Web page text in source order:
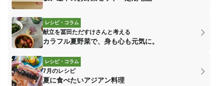
レシピ・コラム
献立を冨田ただすけさんと考える
カラフル夏野菜で、身も心も元気に。
レシピ・コラム
7月のレシピ
夏に食べたいアジアン料理